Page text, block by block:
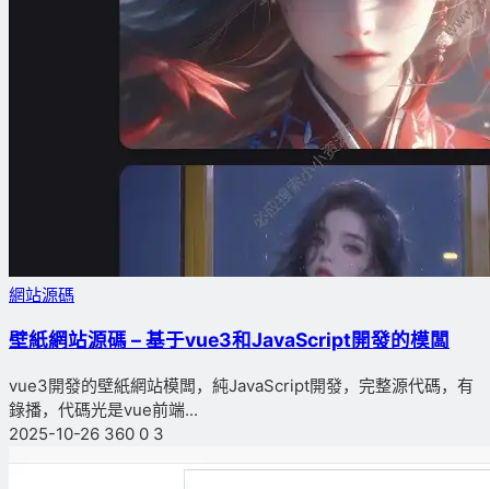
網站源碼
壁紙網站源碼 – 基于vue3和JavaScript開發的模闆
vue3開發的壁紙網站模闆，純JavaScript開發，完整源代碼，有
錄播，代碼光是vue前端...
2025-10-26 360 0 3